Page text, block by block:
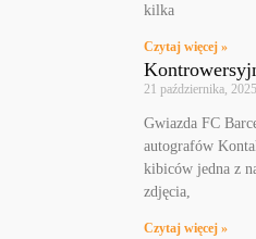
kilka
Czytaj więcej »
21 października, 2025
Gwiazda FC
autografów
kibiców jedna z
zdjęcia,
Czytaj więcej »